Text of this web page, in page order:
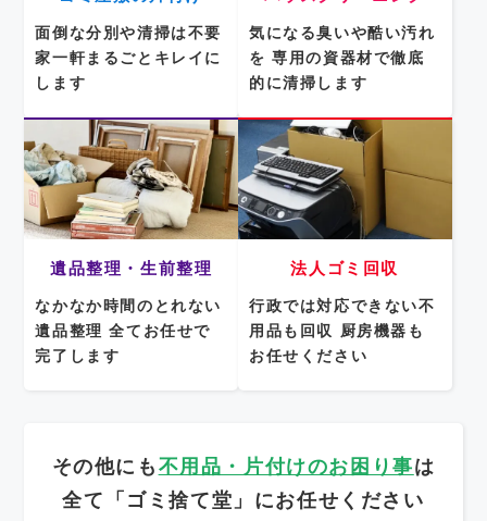
面倒な分別や清掃は不要
家一軒まるごとキレイに
します
気になる臭いや酷い汚れ
を 専用の資器材で徹底
的に清掃します
遺品整理・生前整理
なかなか時間のとれない
遺品整理 全てお任せで
完了します
法人ゴミ回収
行政では対応できない不
用品も回収
厨房機器も
お任せください
その他にも 不用品・片付けのお困り事は
全て「ゴミ捨て堂」にお任せください